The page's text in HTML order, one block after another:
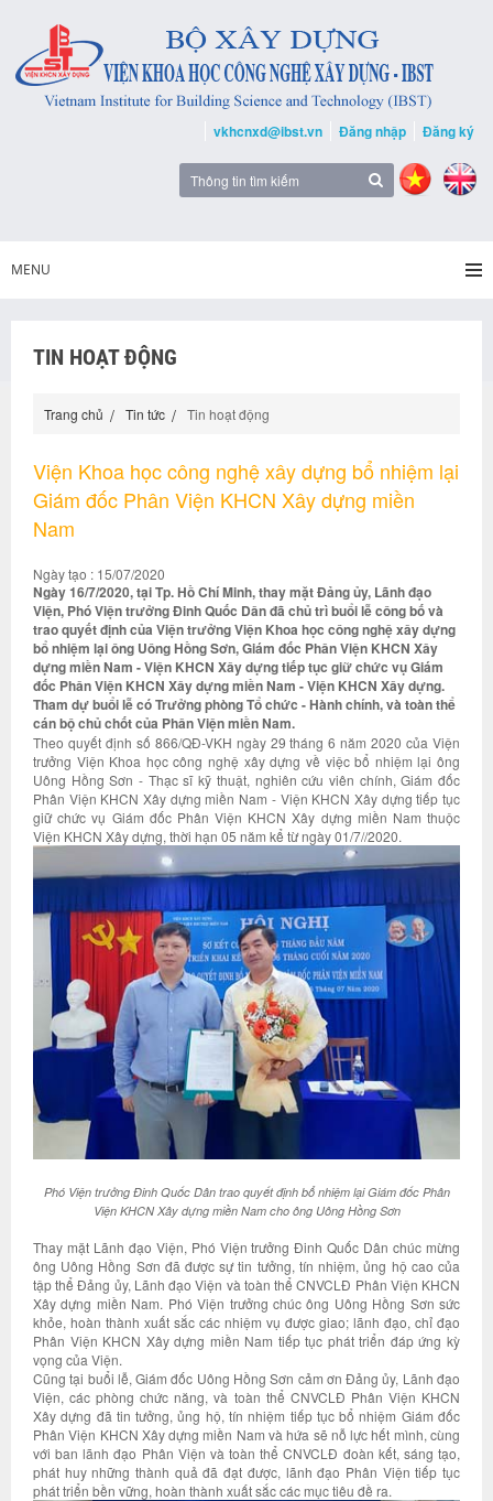
vkhcnxd@ibst.vn Đăng nhập Đăng ký
MENU
TIN HOẠT ĐỘNG
Trang chủ Tin tức Tin hoạt động
Viện Khoa học công nghệ xây dựng bổ nhiệm lại
Giám đốc Phân Viện KHCN Xây dựng miền
Nam
Ngày tạo : 15/07/2020
Ngày 16/7/2020, tại Tp. Hồ Chí Minh, thay mặt Đảng ủy, Lãnh đạo
Viện, Phó Viện trưởng Đinh Quốc Dân đã chủ trì buổi lễ công bố và
trao quyết định của Viện trưởng Viện Khoa học công nghệ xây dựng
bổ nhiệm lại ông Uông Hồng Sơn, Giám đốc Phân Viện KHCN Xây
dựng miền Nam - Viện KHCN Xây dựng tiếp tục giữ chức vụ Giám
đốc Phân Viện KHCN Xây dựng miền Nam - Viện KHCN Xây dựng.
Tham dự buổi lễ có Trưởng phòng Tổ chức - Hành chính, và toàn thể
cán bộ chủ chốt của Phân Viện miền Nam.
Theo quyết định số 866/QĐ-VKH ngày 29 tháng 6 năm 2020 của Viện
trưởng Viện Khoa học công nghệ xây dựng về việc bổ nhiệm lại ông
Uông Hồng Sơn - Thạc sĩ kỹ thuật, nghiên cứu viên chính, Giám đốc
Phân Viện KHCN Xây dựng miền Nam - Viện KHCN Xây dựng tiếp tục
giữ chức vụ Giám đốc Phân Viện KHCN Xây dựng miền Nam thuộc
Viện KHCN Xây dựng, thời hạn 05 năm kể từ ngày 01/7//2020.
Phó Viện trưởng Đinh Quốc Dân trao quyết định bổ nhiệm lại Giám đốc Phân
Viện KHCN Xây dựng miền Nam cho ông Uông Hồng Sơn
Thay mặt Lãnh đạo Viện, Phó Viện trưởng Đinh Quốc Dân chúc mừng
ông Uông Hồng Sơn đã được sự tin tưởng, tín nhiệm, ủng hộ cao của
tập thể Đảng ủy, Lãnh đạo Viện và toàn thể CNVCLĐ Phân Viện KHCN
Xây dựng miền Nam. Phó Viện trưởng chúc ông Uông Hồng Sơn sức
khỏe, hoàn thành xuất sắc các nhiệm vụ được giao; lãnh đạo, chỉ đạo
Phân Viện KHCN Xây dựng miền Nam tiếp tục phát triển đáp ứng kỳ
vọng của Viện.
Cũng tại buổi lễ, Giám đốc Uông Hồng Sơn cảm ơn Đảng ủy, Lãnh đạo
Viện, các phòng chức năng, và toàn thể CNVCLĐ Phân Viện KHCN
Xây dựng đã tin tưởng, ủng hộ, tín nhiệm tiếp tục bổ nhiệm Giám đốc
Phân Viện KHCN Xây dựng miền Nam và hứa sẽ nỗ lực hết mình, cùng
với ban lãnh đạo Phân Viện và toàn thể CNVCLĐ đoàn kết, sáng tạo,
phát huy những thành quả đã đạt được, lãnh đạo Phân Viện tiếp tục
phát triển bền vững, hoàn thành xuất sắc các mục tiêu đề ra.